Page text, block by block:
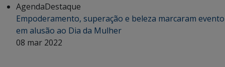
AgendaDestaque
Empoderamento, superação e beleza marcaram evento
em alusão ao Dia da Mulher
08 mar 2022